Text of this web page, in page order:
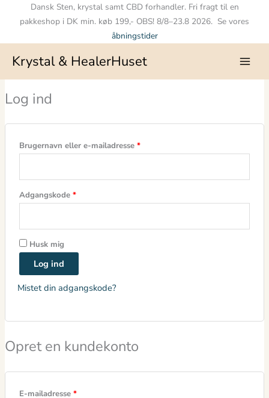
Dansk Sten, krystal samt CBD forhandler. Fri fragt til en
pakkeshop i DK min. køb 199,- OBS! 8/8–23.8 2026. Se vores
åbningstider
Krystal & HealerHuset
Log ind
Brugernavn eller e-mailadresse *
Påkrævet
Adgangskode *
Påkrævet
Husk mig
Log ind
Mistet din adgangskode?
Opret en kundekonto
E-mailadresse *
Påkrævet
Påkrævet